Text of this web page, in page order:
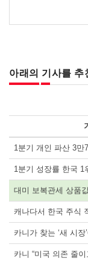
아래의 기사를 추
1분기 개인 파산 3만
1분기 성장률 한국 1
대미 보복관세 상품
캐나다서 한국 주식
카니가 찾는 ‘새 시
카니 “미국 의존 줄